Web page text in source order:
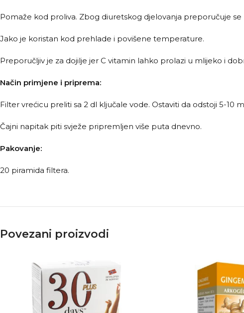
Pomaže kod proliva. Zbog diuretskog djelovanja preporučuje
Jako je koristan kod prehlade i povišene temperature.
Preporučljiv je za dojilje jer C vitamin lahko prolazi u mlijeko i
Način primjene i priprema:
Filter vrećicu preliti sa 2 dl ključale vode. Ostaviti da odstoji 5-10
Čajni napitak piti svježe pripremljen više puta dnevno.
Pakovanje:
20 piramida filtera.
Povezani proizvodi